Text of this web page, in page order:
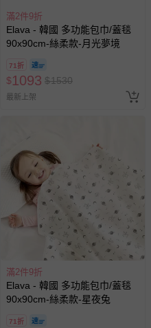
滿2件9折
Elava - 韓國 多功能包巾/蓋毯
90x90cm-絲柔款-月光夢境
71折
$1093 $1530
最新上架
滿2件9折
Elava - 韓國 多功能包巾/蓋毯
90x90cm-絲柔款-星夜兔
71折